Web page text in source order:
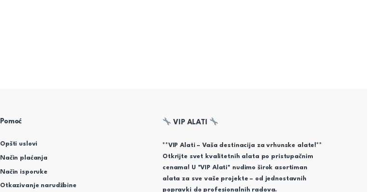
Pomoć
Opšti uslovi
Način plaćanja
Način isporuke
Otkazivanje narudžbine
VIP ALATI
**VIP Alati – Vaša destinacija za vrhunske alate!**
Otkrijte svet kvalitetnih alata po pristupačnim
cenama! U "VIP Alati" nudimo širok asortiman
alata za sve vaše projekte – od jednostavnih
popravki do profesionalnih radova.